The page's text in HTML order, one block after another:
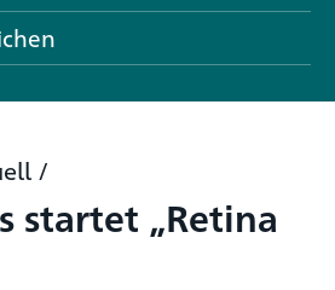
/
startet „Retina